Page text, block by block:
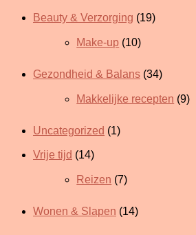
Beauty & Verzorging (19)
Make-up (10)
Gezondheid & Balans (34)
Makkelijke recepten (9)
Uncategorized (1)
Vrije tijd (14)
Reizen (7)
Wonen & Slapen (14)